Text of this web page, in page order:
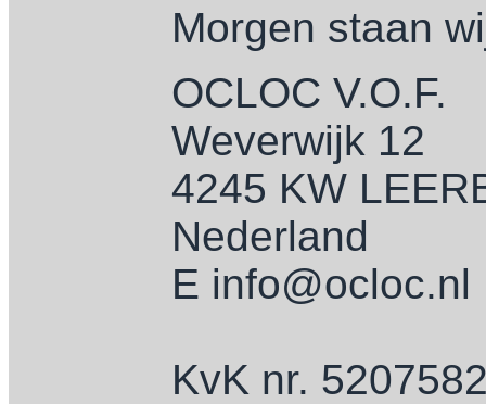
Morgen staan
OCLOC V.O.F.
Weverwijk 12
4245 KW
Nederland
E info@ocloc.nl
KvK nr.